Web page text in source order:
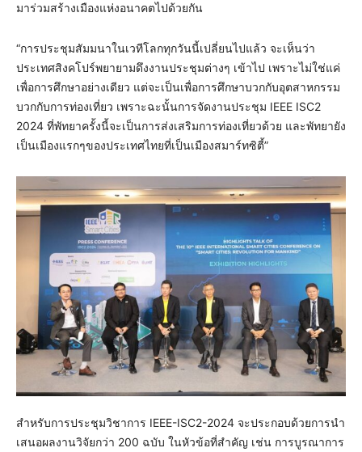
มาร่วมสร้างเมืองแห่งอนาคตไปด้วยกัน
“การประชุมสัมมนาในเวทีโลกทุกวันนี้เปลี่ยนไปแล้ว จะเห็นว่า
ประเทศสิงคโปร์พยายามดึงงานประชุมต่างๆ เข้าไป เพราะไม่ใช่แค่
เพื่อการศึกษาอย่างเดียว แต่จะเป็นเพื่อการศึกษาบวกกับอุตสาหกรรม
บวกกับการท่องเที่ยว เพราะฉะนั้นการจัดงานประชุม IEEE ISC2
2024 ที่พัทยาครั้งนี้จะเป็นการส่งเสริมการท่องเที่ยวด้วย และพัทยายัง
เป็นเมืองแรกๆของประเทศไทยที่เป็นเมืองสมาร์ทซิตี้”
สำหรับการประชุมวิชาการ IEEE-ISC2-2024 จะประกอบด้วยการนำ
เสนอผลงานวิจัยกว่า 200 ฉบับ ในหัวข้อที่สำคัญ เช่น การบูรณาการ